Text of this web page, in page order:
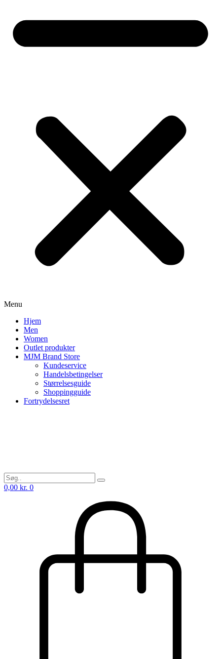
Menu
Hjem
Men
Women
Outlet produkter
MJM Brand Store
Kundeservice
Handelsbetingelser
Størrelsesguide
Shoppingguide
Fortrydelsesret
0,00 kr. 0